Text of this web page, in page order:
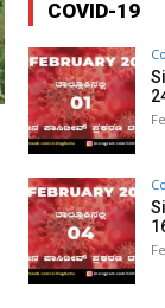
COVID-19